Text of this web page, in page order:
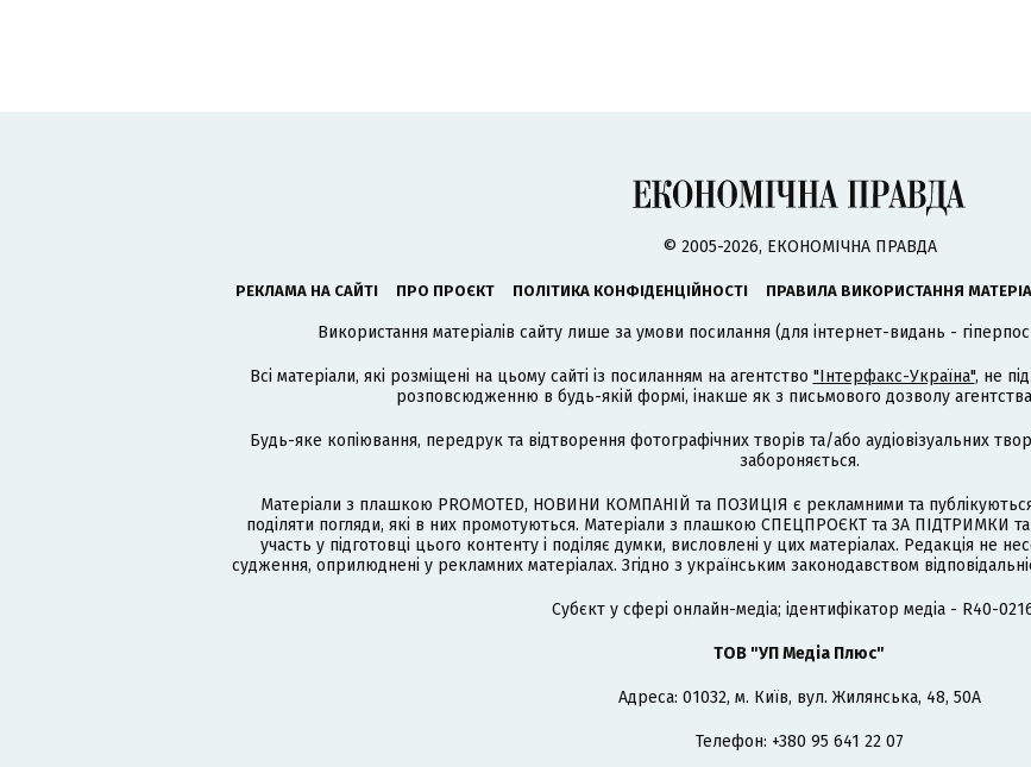
© 2005-2026, ЕКОНОМІЧНА ПРАВДА
РЕКЛАМА НА САЙТІ ПРО ПРОЄКТ ПОЛІТИКА КОНФІДЕНЦІЙНОСТІ ПРАВИЛА ВИКОРИСТАННЯ
Використання матеріалів сайту лише за умови посилання (для інтернет-видань -
Всі матеріали, які розміщені на цьому сайті із посиланням на агентство "Інтерфакс-Україна", не
розповсюдженню в будь-якій формі, інакше як з письмового дозволу
Будь-яке копіювання, передрук та відтворення фотографічних творів та/або аудіовізуальних
забороняється.
Матеріали з плашкою PROMOTED, НОВИНИ КОМПАНІЙ та ПОЗИЦІЯ є рекламними та
поділяти погляди, які в них промотуються. Матеріали з плашкою СПЕЦПРОЄКТ та ЗА ПІДТРИМКИ
участь у підготовці цього контенту і поділяє думки, висловлені у цих матеріалах. Редакція не
судження, оприлюднені у рекламних матеріалах. Згідно з українським законодавством
Cубєкт у сфері онлайн-медіа; ідентифікатор медіа - R40-
ТОВ "УП Медіа Плюс"
Адреса: 01032, м. Київ, вул. Жилянська, 48, 50А
Телефон: +380 95 641 22 07